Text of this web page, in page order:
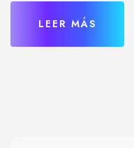
LEER MÁS